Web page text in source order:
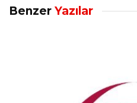
Benzer Yazılar